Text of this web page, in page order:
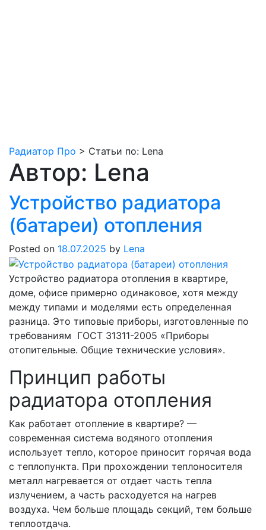
Радиатор Про > Статьи по: Lena
Автор: Lena
Устройство радиатора
(батареи) отопления
Posted on 18.07.2025 by Lena
Устройство радиатора отопления в квартире,
доме, офисе примерно одинаковое, хотя между
между типами и моделями есть определенная
разница. Это типовые приборы, изготовленные по
требованиям ГОСТ 31311-2005 «Приборы
отопительные. Общие технические условия».
Принцип работы
радиатора отопления
Как работает отопление в квартире? —
современная система водяного отопления
использует тепло, которое приносит горячая вода
с теплопункта. При прохождении теплоносителя
металл нагревается от отдает часть тепла
излучением, а часть расходуется на нагрев
воздуха. Чем больше площадь секций, тем больше
теплоотдача.